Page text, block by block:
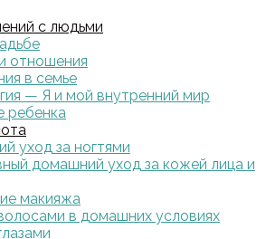
с людьми
отношения
в семье
— Я и мой внутренний мир
ребенка
уход за ногтями
домашний уход за кожей лица и
макияжа
в домашних условиях